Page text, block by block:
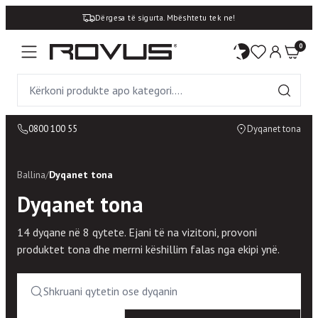
Dërgesa të sigurta. Mbështetu tek ne!
0
0800 100 55 Dyqanet tona
Ballina/Dyqanet tona
Dyqanet tona
14 dyqane në 8 qytete. Ejani të na vizitoni, provoni
produktet tona dhe merrni këshillim falas nga ekipi ynë.